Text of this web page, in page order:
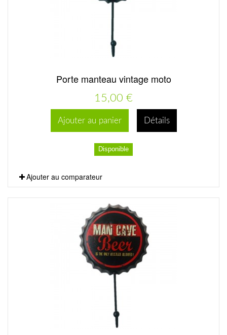
Porte manteau vintage moto
15,00 €
Ajouter au panier Détails
Disponible
Ajouter au comparateur